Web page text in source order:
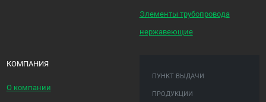
Элементы трубопровода
нержавеющие
КОМПАНИЯ
О компании
ПУНКТ ВЫДАЧИ
ПРОДУКЦИИ